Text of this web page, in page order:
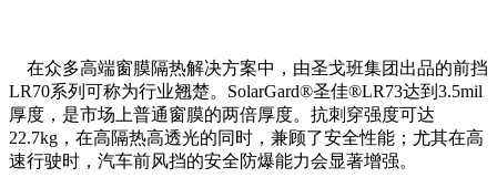
在众多高端窗膜隔热解决方案中，由圣戈班集团出品的前挡
LR70系列可称为行业翘楚。SolarGard®圣佳®LR73达到3.5mil
厚度，是市场上普通窗膜的两倍厚度。抗刺穿强度可达
22.7kg，在高隔热高透光的同时，兼顾了安全性能；尤其在高
速行驶时，汽车前风挡的安全防爆能力会显著增强。